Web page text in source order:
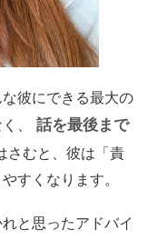
彼にできる最大の
、
話を最後まで
さむと、彼は「責
すくなります。
と思ったアドバイ